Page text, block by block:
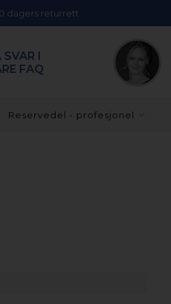
dagers returrett
SVAR I
FAQ
Reservedel - profesjonel